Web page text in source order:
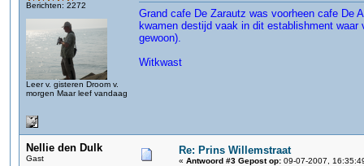
Berichten: 2272
Leer v. gisteren Droom v.
morgen Maar leef vandaag
Grand cafe De Zarautz was voorheen cafe De
kwamen destijd vaak in dit establishment
gewoon).
Witkwast
Nellie den Dulk
Gast
Re: Prins Willemstraat
« Antwoord #3 Gepost op: 09-07-2007,